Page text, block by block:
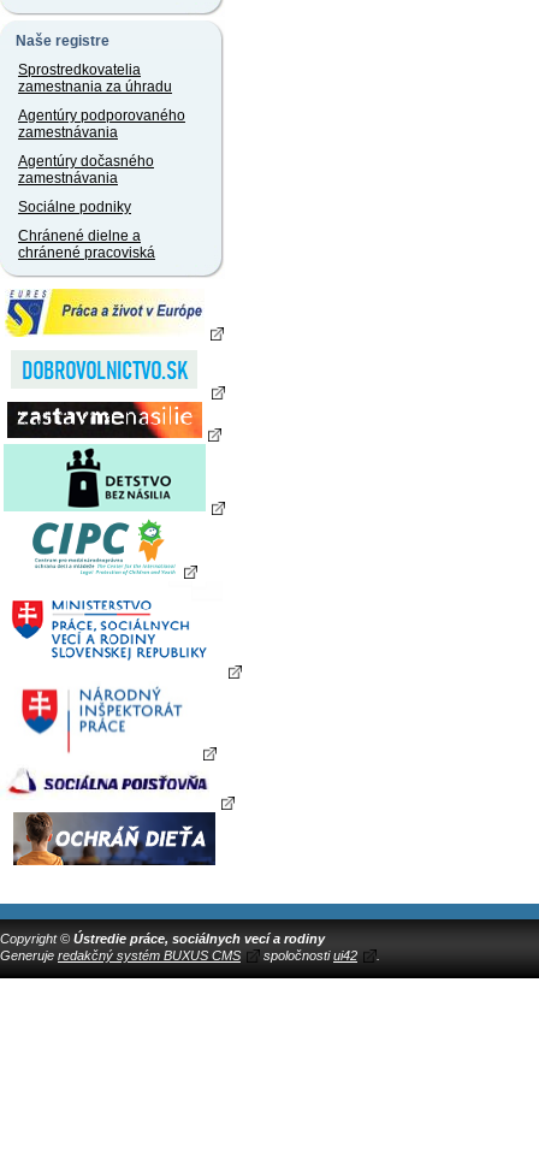
Naše registre
Sprostredkovatelia
zamestnania za úhradu
Agentúry podporovaného
zamestnávania
Agentúry dočasného
zamestnávania
Sociálne podniky
Chránené dielne a
chránené pracoviská
Copyright © Ústredie práce, sociálnych vecí a rodiny
Generuje redakčný systém BUXUS CMS spoločnostiui42